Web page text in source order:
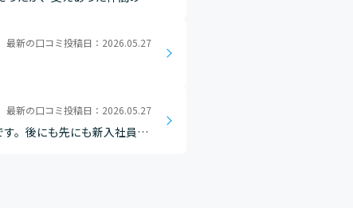
最新の口コミ投稿日：2026.05.27
最新の口コミ投稿日：2026.05.27
。後にも先にも新入社員で